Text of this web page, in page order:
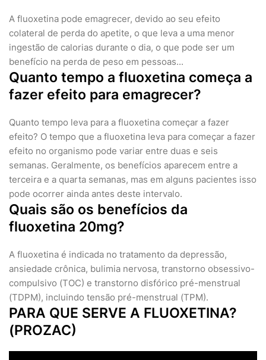
A fluoxetina pode emagrecer, devido ao seu efeito
colateral de perda do apetite, o que leva a uma menor
ingestão de calorias durante o dia, o que pode ser um
benefício na perda de peso em pessoas...
Quanto tempo a fluoxetina começa a
fazer efeito para emagrecer?
Quanto tempo leva para a fluoxetina começar a fazer
efeito? O tempo que a fluoxetina leva para começar a fazer
efeito no organismo pode variar entre duas e seis
semanas. Geralmente, os benefícios aparecem entre a
terceira e a quarta semanas, mas em alguns pacientes isso
pode ocorrer ainda antes deste intervalo.
Quais são os benefícios da
fluoxetina 20mg?
A fluoxetina é indicada no tratamento da depressão,
ansiedade crônica, bulimia nervosa, transtorno obsessivo-
compulsivo (TOC) e transtorno disfórico pré-menstrual
(TDPM), incluindo tensão pré-menstrual (TPM).
PARA QUE SERVE A FLUOXETINA?
(PROZAC)